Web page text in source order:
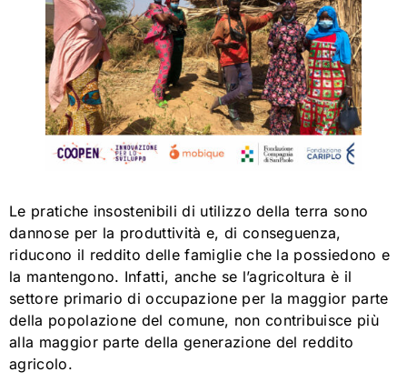
Le pratiche insostenibili di utilizzo della terra sono
dannose per la produttività e, di conseguenza,
riducono il reddito delle famiglie che la possiedono e
la mantengono. Infatti, anche se l’agricoltura è il
settore primario di occupazione per la maggior parte
della popolazione del comune, non contribuisce più
alla maggior parte della generazione del reddito
agricolo.